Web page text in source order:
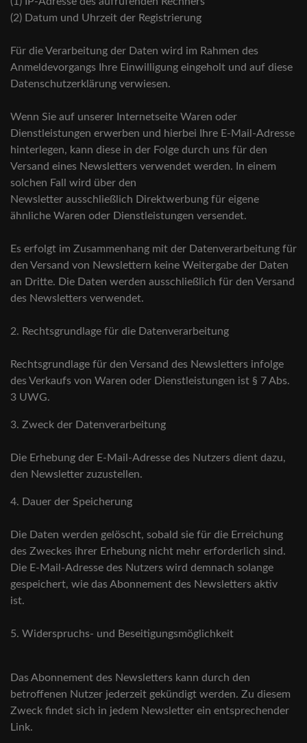
(2) Datum und Uhrzeit der Registrierung
Für die Verarbeitung der Daten wird im Rahmen des
Anmeldevorgangs Ihre Einwilligung eingeholt und auf diese
Datenschutzerklärung verwiesen.
Wenn Sie auf unserer Internetseite Waren oder
Dienstleistungen erwerben und hierbei Ihre E-Mail-Adresse
hinterlegen, kann diese in der Folge durch uns für den
Versand eines Newsletters verwendet werden. In einem
solchen Fall wird über den
Newsletter ausschließlich Direktwerbung für eigene
ähnliche Waren oder Dienstleistungen versendet.
Es erfolgt im Zusammenhang mit der Datenverarbeitung für
den Versand von Newslettern keine Weitergabe der Daten
an Dritte. Die Daten werden ausschließlich für den Versand
des Newsletters verwendet.
2. Rechtsgrundlage für die Datenverarbeitung
Rechtsgrundlage für den Versand des Newsletters infolge
des Verkaufs von Waren oder Dienstleistungen ist § 7 Abs.
3 UWG.
3. Zweck der Datenverarbeitung
Die Erhebung der E-Mail-Adresse des Nutzers dient dazu,
den Newsletter zuzustellen.
4. Dauer der Speicherung
Die Daten werden gelöscht, sobald sie für die Erreichung
des Zweckes ihrer Erhebung nicht mehr erforderlich sind.
Die E-Mail-Adresse des Nutzers wird demnach solange
gespeichert, wie das Abonnement des Newsletters aktiv
ist.
5. Widerspruchs- und Beseitigungsmöglichkeit
Das Abonnement des Newsletters kann durch den
betroffenen Nutzer jederzeit gekündigt werden. Zu diesem
Zweck findet sich in jedem Newsletter ein entsprechender
Link.